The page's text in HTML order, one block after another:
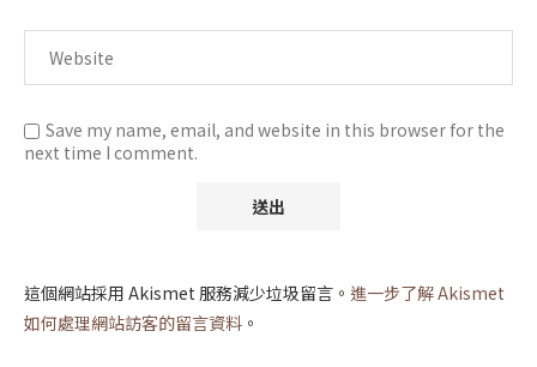
Save my name, email, and website in this browser for the
next time I comment.
這個網站採用 Akismet 服務減少垃圾留言。 進一步了解 Akismet
如何處理網站訪客的留言資料 。